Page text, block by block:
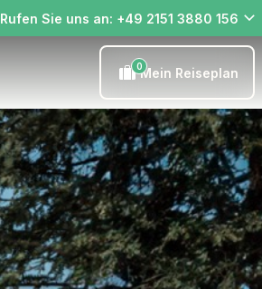
Rufen Sie uns an: +49 2151 3880 156
0Mein Reiseplan